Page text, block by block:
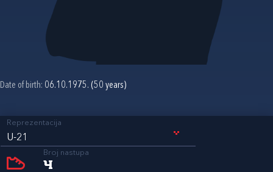
Date of birth: 06.10.1975. (50 years)
Reprezentacija
U-21
Broj nastupa
4